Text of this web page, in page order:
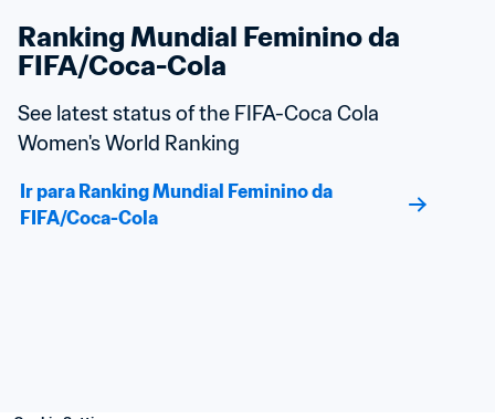
Ranking Mundial Feminino da
FIFA/Coca-Cola
See latest status of the FIFA-Coca Cola
Women's World Ranking
Ir para Ranking Mundial Feminino da
FIFA/Coca-Cola